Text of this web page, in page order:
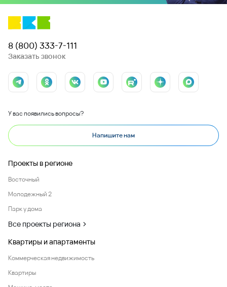
8 (800) 333-7-111
Заказать звонок
У вас появились вопросы?
Напишите нам
Проекты в регионе
Восточный
Молодежный 2
Парк у дома
Все проекты региона
Квартиры и апартаменты
Коммерческая недвижимость
Квартиры